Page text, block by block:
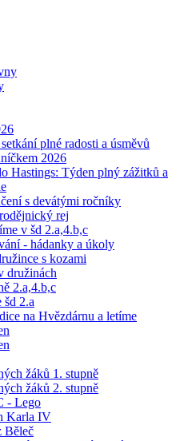
plné radosti a úsměvů
2026
Hastings: Týden plný zážitků a
s devátými ročníky
rej
v šd 2.a,4.b,c
- hádanky a úkoly
s kozami
družinách
2.a,4.b,c
šd 2.a
na Hvězdárnu a letíme
žáků 1. stupně
žáků 2. stupně
- Lego
Karla IV
Běleč